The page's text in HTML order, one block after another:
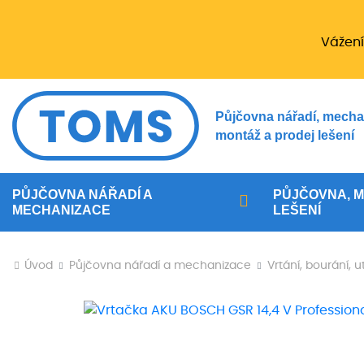
Půjčovna nářadí,
montáž a prodej lešení
PŮJČOVNA NÁŘADÍ A
MECHANIZACE
PŮJČOVNA,
LEŠENÍ
Úvod Půjčovna nářadí a mechanizace Vrtání, bourání,